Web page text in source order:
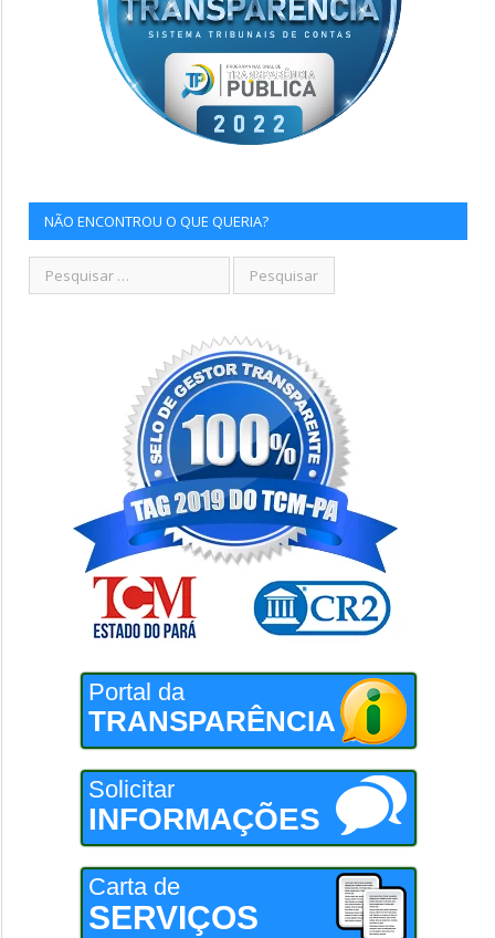
NÃO ENCONTROU O QUE QUERIA?
Portal da
TRANSPARÊNCIA
Solicitar
INFORMAÇÕES
Carta de
SERVIÇOS